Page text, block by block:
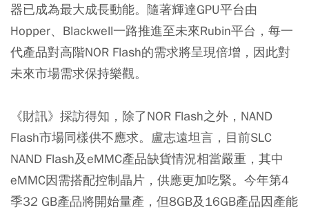
器已成為最大成長動能。隨著輝達GPU平台由
Hopper、Blackwell一路推進至未來Rubin平台，每一
代產品對高階NOR Flash的需求將呈現倍增，因此對
未來市場需求保持樂觀。
《財訊》採訪得知，除了NOR Flash之外，NAND
Flash市場同樣供不應求。盧志遠坦言，目前SLC
NAND Flash及eMMC產品缺貨情況相當嚴重，其中
eMMC因需搭配控制晶片，供應更加吃緊。今年第4
季32 GB產品將開始量產，但8GB及16GB產品因產能